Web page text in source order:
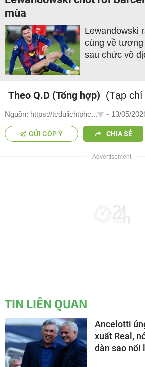
mùa
Lewandowski
cùng về
sau chức vô
Theo Q.D (Tổng hợp) (Tạp chí
Nguồn: https://tcdulichtphc... - 13/05/
GỬI GÓP Ý CHIA SẺ
TIN LIÊN QUAN
Ancelotti
xuất Real,
dàn sao nổi